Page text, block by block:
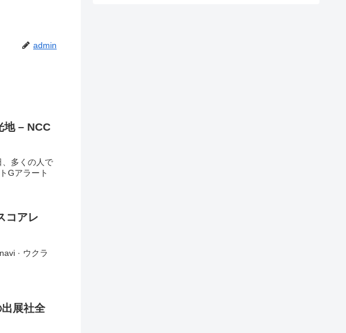
admin
地 – NCC
多くの人で
Gアラート
コアレ
· ウクラ
出展社全